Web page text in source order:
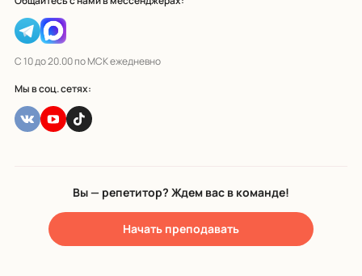
С 10 до 20.00 по МСК ежедневно
Мы в соц. сетях:
Вы — репетитор? Ждем вас в команде!
Начать преподавать